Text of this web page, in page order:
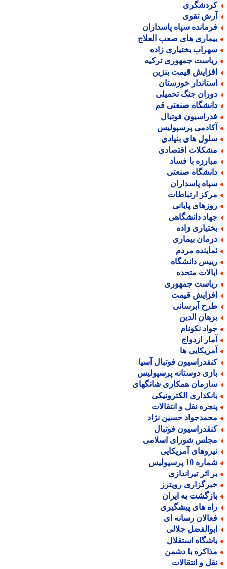
تقوی
سپاه پاسداران
های صعب العلاج
بختیاری زاده
جمهوری ترکیه
قیمت بنزین
خوزستان
جنگ تحمیلی
صنعتی قم
فوتبال
پرسپولیس
های بنیادی
اقتصادی
با فساد
صنعتی
پاسداران
ارتباطات
پایانی
دانشگاهی
زاده
بیماری
مردم
دانشگاه
متحده
جمهوری
قیمت
آبرسانی
الدین
نکونام
ازدواج
ها
فوتبال آسیا
دوستانه پرسپولیس
همکاری شانگهای
الکترونیکی
نقل و انتقالات
حسین نژاد
فوتبال
شورای اسلامی
آمریکایی
10 پرسپولیس
اثر تیراندازی
رویترز
به ایران
های پیشگیری
رسانه ای
جلالی
استقلال
با دشمن
و انتقالات